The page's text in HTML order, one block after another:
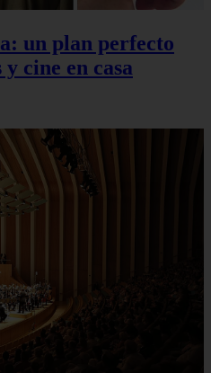
un plan perfecto
cine en casa